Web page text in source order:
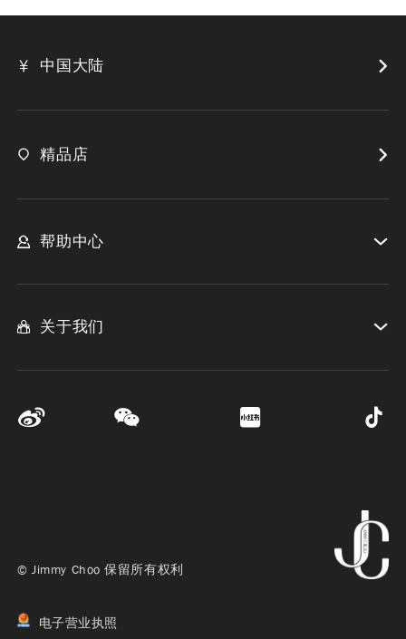
中国大陆
精品店
帮助中心
关于我们
© Jimmy Choo 保留所有权利
电子营业执照